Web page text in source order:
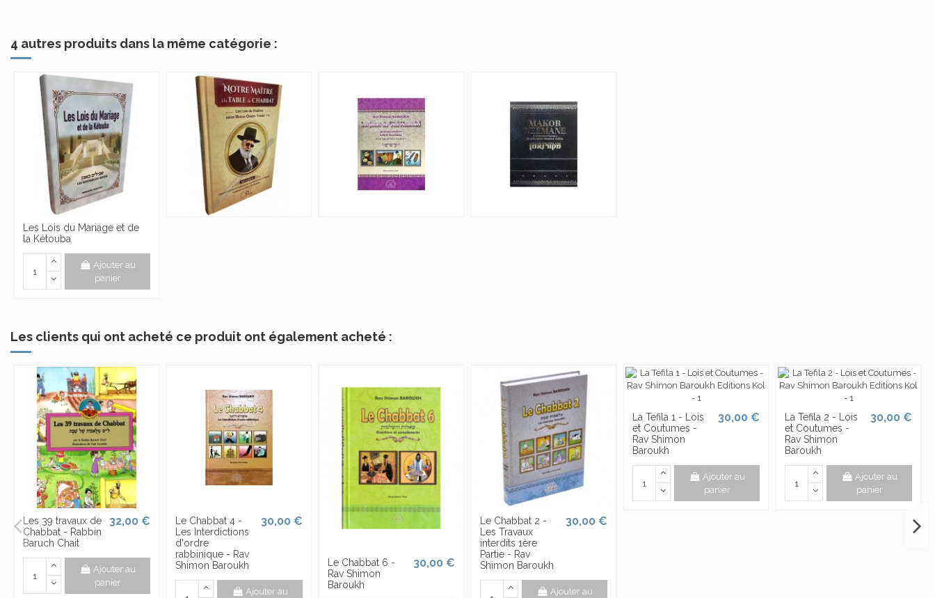
4 autres produits dans la même catégorie :
Les Lois du Mariage et de
la Kétouba
Ajouter au
panier
Les clients qui ont acheté ce produit ont également acheté :
Les 39 travaux de
Chabbat - Rabbin
Baruch Chait
32,00 €
Ajouter au
panier
Le Chabbat 4 -
Les Interdictions
d'ordre
rabbinique - Rav
Shimon Baroukh
30,00 €
Ajouter au
Le Chabbat 6 -
Rav Shimon
Baroukh
30,00 €
Le Chabbat 2 -
Les Travaux
interdits 1ère
Partie - Rav
Shimon Baroukh
30,00 €
Ajouter au
La Tefila 1 - Lois
et Coutumes -
Rav Shimon
Baroukh
30,00 €
Ajouter au
panier
La Tefila 2 - Lois
et Coutumes -
Rav Shimon
Baroukh
30,00 €
Ajouter au
panier